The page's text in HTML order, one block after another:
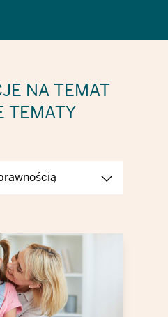
NA TEMAT
TEMATY